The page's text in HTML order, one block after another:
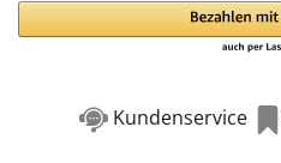
Kundenservice